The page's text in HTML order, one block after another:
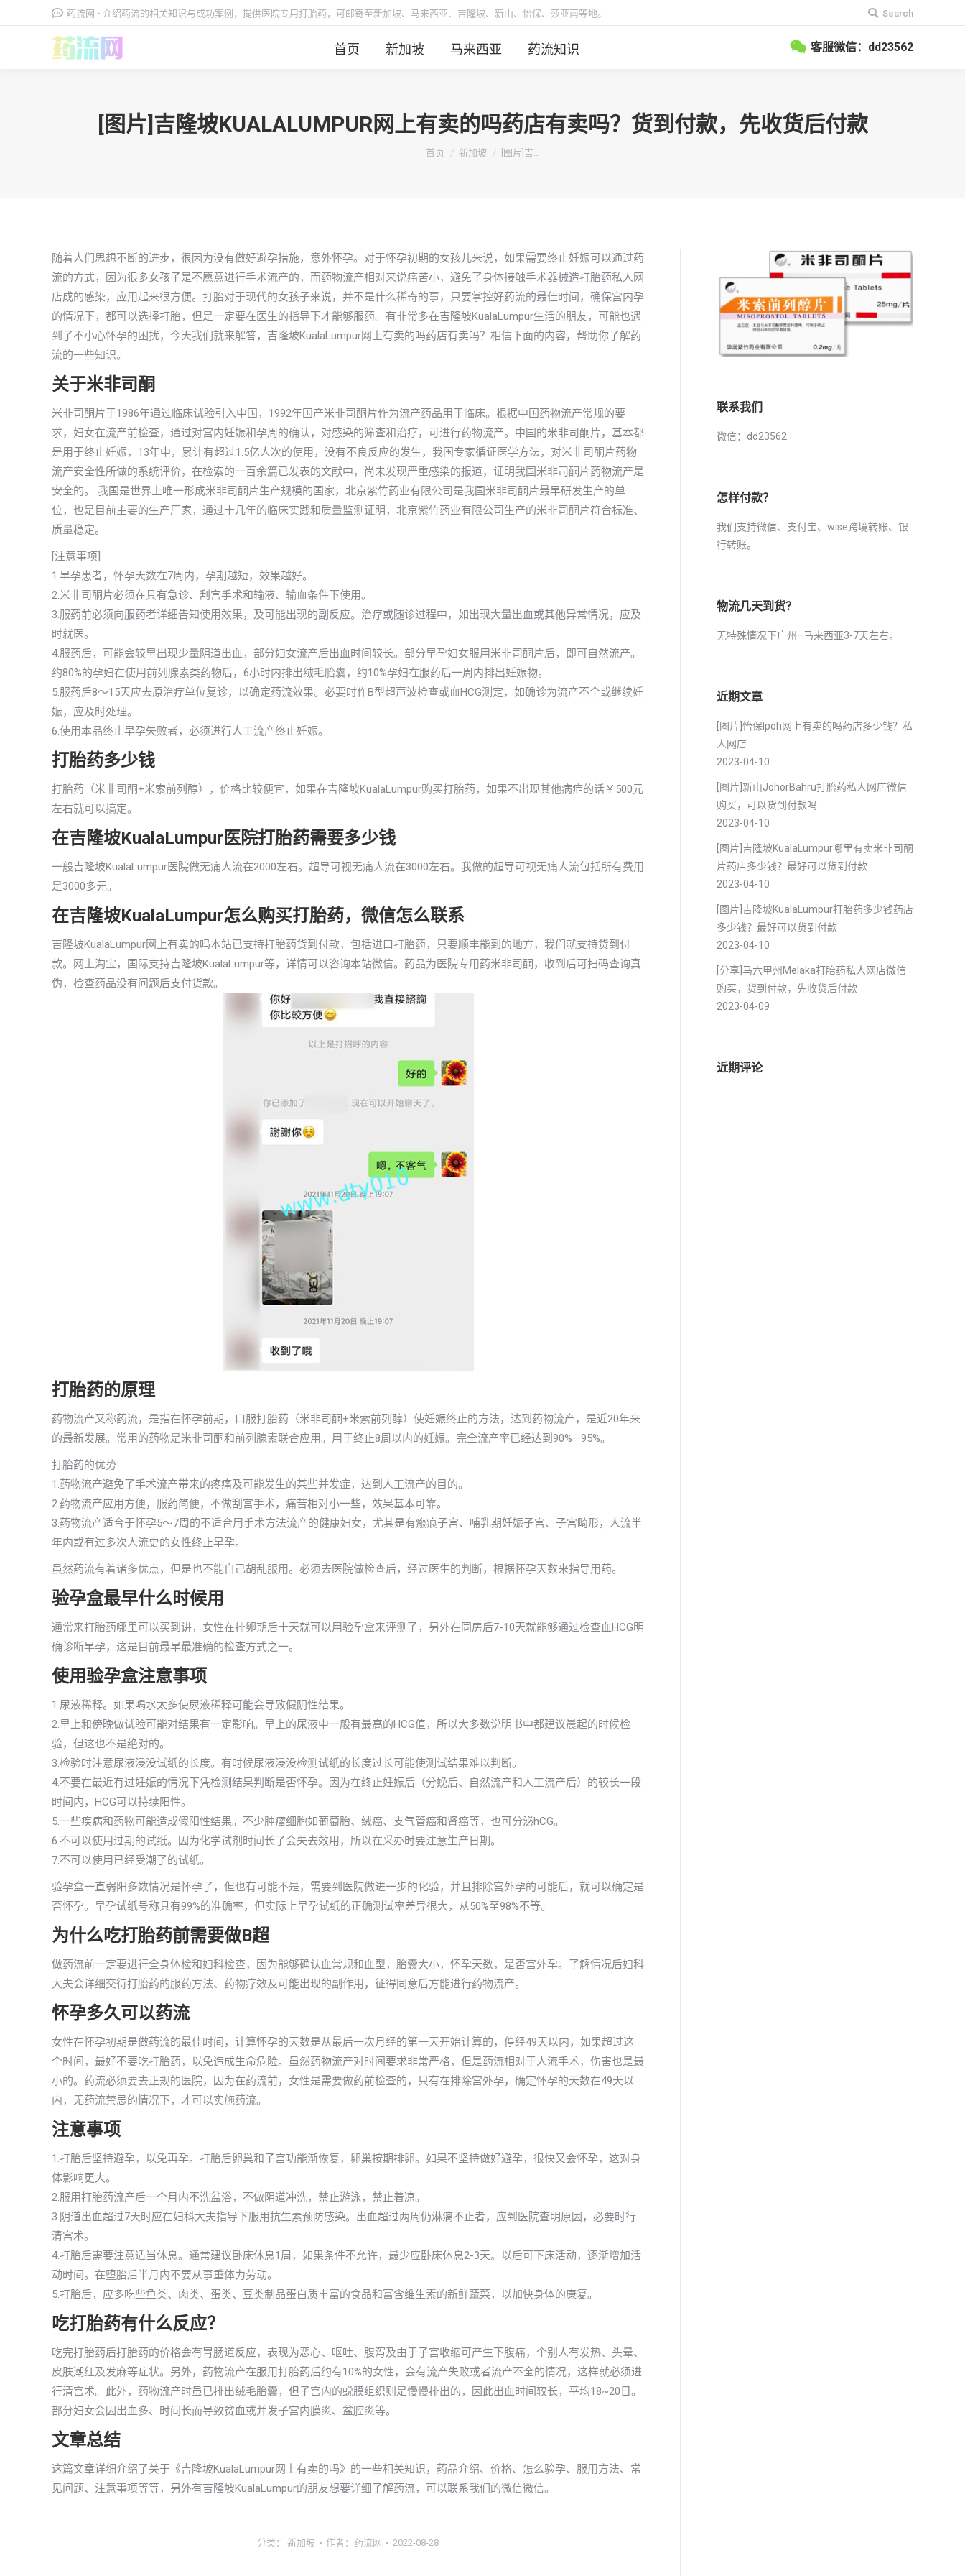
药流网 - 介绍药流的相关知识与成功案例，提供医院专用打胎药，可邮寄至新加坡、马来西亚、吉隆坡、新山、怡保、莎亚南等地。
搜
索：
Search
首页 新加坡 马来西亚 药流知识 客服微信：dd23562
[图片]吉隆坡KUALALUMPUR网上有卖的吗药店有卖吗？货到付款，先收货后付款
你在这里：
首页 新加坡 [图片]吉…
随着人们思想不断的进步，很因为没有做好避孕措施，意外怀孕。对于怀孕初期的女孩儿来说，如果需要终止妊娠可以通过药
流的方式，因为很多女孩子是不愿意进行手术流产的，而药物流产相对来说痛苦小，避免了身体接触手术器械造打胎药私人网
店成的感染，应用起来很方便。打胎对于现代的女孩子来说，并不是什么稀奇的事，只要掌控好药流的最佳时间，确保宫内孕
的情况下，都可以选择打胎，但是一定要在医生的指导下才能够服药。有非常多在吉隆坡KualaLumpur生活的朋友，可能也遇
到了不小心怀孕的困扰，今天我们就来解答，吉隆坡KualaLumpur网上有卖的吗药店有卖吗？相信下面的内容，帮助你了解药
流的一些知识。
关于米非司酮
米非司酮片于1986年通过临床试验引入中国，1992年国产米非司酮片作为流产药品用于临床。根据中国药物流产常规的要
求，妇女在流产前检查，通过对宫内妊娠和孕周的确认，对感染的筛查和治疗，可进行药物流产。中国的米非司酮片，基本都
是用于终止妊娠，13年中，累计有超过1.5亿人次的使用，没有不良反应的发生，我国专家循证医学方法，对米非司酮片药物
流产安全性所做的系统评价，在检索的一百余篇已发表的文献中，尚未发现严重感染的报道，证明我国米非司酮片药物流产是
安全的。 我国是世界上唯一形成米非司酮片生产规模的国家，北京紫竹药业有限公司是我国米非司酮片最早研发生产的单
位，也是目前主要的生产厂家，通过十几年的临床实践和质量监测证明，北京紫竹药业有限公司生产的米非司酮片符合标准、
质量稳定。
[注意事项]
1.早孕患者，怀孕天数在7周内，孕期越短，效果越好。
2.米非司酮片必须在具有急诊、刮宫手术和输液、输血条件下使用。
3.服药前必须向服药者详细告知使用效果，及可能出现的副反应。治疗或随诊过程中，如出现大量出血或其他异常情况，应及
时就医。
4.服药后，可能会较早出现少量阴道出血，部分妇女流产后出血时间较长。部分早孕妇女服用米非司酮片后，即可自然流产。
约80%的孕妇在使用前列腺素类药物后，6小时内排出绒毛胎囊，约10%孕妇在服药后一周内排出妊娠物。
5.服药后8～15天应去原治疗单位复诊，以确定药流效果。必要时作B型超声波检查或血HCG测定，如确诊为流产不全或继续妊
娠，应及时处理。
6.使用本品终止早孕失败者，必须进行人工流产终止妊娠。
打胎药多少钱
打胎药（米非司酮+米索前列醇），价格比较便宜，如果在吉隆坡KualaLumpur购买打胎药，如果不出现其他病症的话￥500元
左右就可以搞定。
在吉隆坡KualaLumpur医院打胎药需要多少钱
一般吉隆坡KualaLumpur医院做无痛人流在2000左右。超导可视无痛人流在3000左右。我做的超导可视无痛人流包括所有费用
是3000多元。
在吉隆坡KualaLumpur怎么购买打胎药，微信怎么联系
吉隆坡KualaLumpur网上有卖的吗本站已支持打胎药货到付款，包括进口打胎药，只要顺丰能到的地方，我们就支持货到付
款。网上淘宝，国际支持吉隆坡KualaLumpur等，详情可以咨询本站微信。药品为医院专用药米非司酮，收到后可扫码查询真
伪，检查药品没有问题后支付货款。
打胎药的原理
药物流产又称药流，是指在怀孕前期，口服打胎药（米非司酮+米索前列醇）使妊娠终止的方法，达到药物流产，是近20年来
的最新发展。常用的药物是米非司酮和前列腺素联合应用。用于终止8周以内的妊娠。完全流产率已经达到90%—95%。
打胎药的优势
1.药物流产避免了手术流产带来的疼痛及可能发生的某些并发症，达到人工流产的目的。
2.药物流产应用方便，服药简便，不做刮宫手术，痛苦相对小一些，效果基本可靠。
3.药物流产适合于怀孕5～7周的不适合用手术方法流产的健康妇女，尤其是有瘢痕子宫、哺乳期妊娠子宫、子宫畸形，人流半
年内或有过多次人流史的女性终止早孕。
虽然药流有着诸多优点，但是也不能自己胡乱服用。必须去医院做检查后，经过医生的判断，根据怀孕天数来指导用药。
验孕盒最早什么时候用
通常来打胎药哪里可以买到讲，女性在排卵期后十天就可以用验孕盒来评测了，另外在同房后7-10天就能够通过检查血HCG明
确诊断早孕，这是目前最早最准确的检查方式之一。
使用验孕盒注意事项
1.尿液稀释。如果喝水太多使尿液稀释可能会导致假阴性结果。
2.早上和傍晚做试验可能对结果有一定影响。早上的尿液中一般有最高的HCG值，所以大多数说明书中都建议晨起的时候检
验，但这也不是绝对的。
3.检验时注意尿液浸没试纸的长度。有时候尿液浸没检测试纸的长度过长可能使测试结果难以判断。
4.不要在最近有过妊娠的情况下凭检测结果判断是否怀孕。因为在终止妊娠后（分娩后、自然流产和人工流产后）的较长一段
时间内，HCG可以持续阳性。
5.一些疾病和药物可能造成假阳性结果。不少肿瘤细胞如葡萄胎、绒癌、支气管癌和肾癌等，也可分泌hCG。
6.不可以使用过期的试纸。因为化学试剂时间长了会失去效用，所以在采办时要注意生产日期。
7.不可以使用已经受潮了的试纸。
验孕盒一直弱阳多数情况是怀孕了，但也有可能不是，需要到医院做进一步的化验，并且排除宫外孕的可能后，就可以确定是
否怀孕。早孕试纸号称具有99%的准确率，但实际上早孕试纸的正确测试率差异很大，从50%至98%不等。
为什么吃打胎药前需要做B超
做药流前一定要进行全身体检和妇科检查，因为能够确认血常规和血型，胎囊大小，怀孕天数，是否宫外孕。了解情况后妇科
大夫会详细交待打胎药的服药方法、药物疗效及可能出现的副作用，征得同意后方能进行药物流产。
怀孕多久可以药流
女性在怀孕初期是做药流的最佳时间，计算怀孕的天数是从最后一次月经的第一天开始计算的，停经49天以内，如果超过这
个时间，最好不要吃打胎药，以免造成生命危险。虽然药物流产对时间要求非常严格，但是药流相对于人流手术，伤害也是最
小的。药流必须要去正规的医院，因为在药流前，女性是需要做药前检查的，只有在排除宫外孕，确定怀孕的天数在49天以
内，无药流禁忌的情况下，才可以实施药流。
注意事项
1.打胎后坚持避孕，以免再孕。打胎后卵巢和子宫功能渐恢复，卵巢按期排卵。如果不坚持做好避孕，很快又会怀孕，这对身
体影响更大。
2.服用打胎药流产后一个月内不洗盆浴，不做阴道冲洗，禁止游泳，禁止着凉。
3.阴道出血超过7天时应在妇科大夫指导下服用抗生素预防感染。出血超过两周仍淋漓不止者，应到医院查明原因，必要时行
清宫术。
4.打胎后需要注意适当休息。通常建议卧床休息1周，如果条件不允许，最少应卧床休息2-3天。以后可下床活动，逐渐增加活
动时间。在堕胎后半月内不要从事重体力劳动。
5.打胎后，应多吃些鱼类、肉类、蛋类、豆类制品蛋白质丰富的食品和富含维生素的新鲜蔬菜，以加快身体的康复。
吃打胎药有什么反应？
吃完打胎药后打胎药的价格会有胃肠道反应，表现为恶心、呕吐、腹泻及由于子宫收缩可产生下腹痛，个别人有发热、头晕、
皮肤潮红及发麻等症状。另外，药物流产在服用打胎药后约有10%的女性，会有流产失败或者流产不全的情况，这样就必须进
行清宫术。此外，药物流产时虽已排出绒毛胎囊，但子宫内的蜕膜组织则是慢慢排出的，因此出血时间较长，平均18~20日。
部分妇女会因出血多、时间长而导致贫血或并发子宫内膜炎、盆腔炎等。
文章总结
这篇文章详细介绍了关于《吉隆坡KualaLumpur网上有卖的吗》的一些相关知识，药品介绍、价格、怎么验孕、服用方法、常
见问题、注意事项等等，另外有吉隆坡KualaLumpur的朋友想要详细了解药流，可以联系我们的微信微信。
分类： 新加坡 作者： 药流网 2022-08-28
联系我们
微信：dd23562
怎样付款？
我们支持微信、支付宝、wise跨境转账、银
行转账。
物流几天到货？
无特殊情况下广州–马来西亚3-7天左右。
近期文章
[图片]怡保lpoh网上有卖的吗药店多少钱？私
人网店
2023-04-10
[图片]新山JohorBahru打胎药私人网店微信
购买，可以货到付款吗
2023-04-10
[图片]吉隆坡KualaLumpur哪里有卖米非司酮
片药店多少钱？最好可以货到付款
2023-04-10
[图片]吉隆坡KualaLumpur打胎药多少钱药店
多少钱？最好可以货到付款
2023-04-10
[分享]马六甲州Melaka打胎药私人网店微信
购买，货到付款，先收货后付款
2023-04-09
近期评论